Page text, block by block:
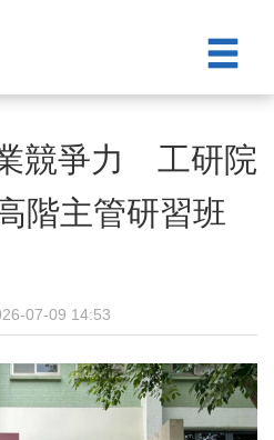
競爭力 工研院
階主管研習班
07-09 14:53